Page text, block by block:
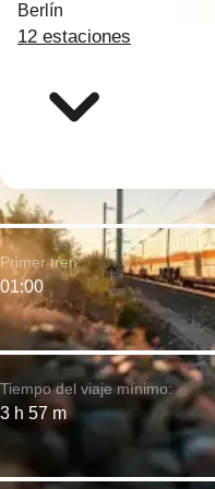
Berlín
12 estaciones
Tiempo del viaje mínimo:
3 h 57 m
Primer tren:
01:00